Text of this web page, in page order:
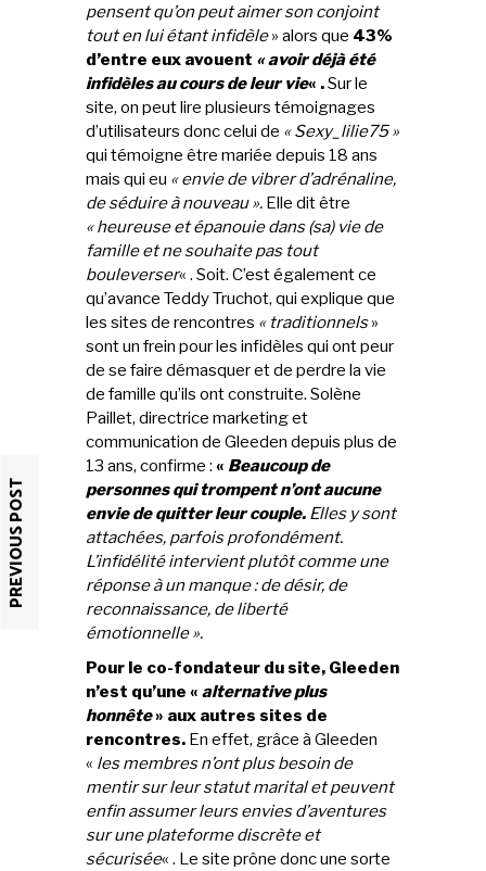
pensent qu’on peut aimer son conjoint
tout en lui étant infidèle» alors que 43%
d’entre eux avouent « avoir déjà été
infidèles au cours de leur vie« .Sur le
site, on peut lire plusieurs témoignages
d’utilisateurs donc celui de « Sexy_lilie75 »
qui témoigne être mariée depuis 18 ans
mais qui eu « envie de vibrer d’adrénaline,
de séduire à nouveau ». Elle dit être
« heureuse et épanouie dans (sa) vie de
famille et ne souhaite pas tout
bouleverser« . Soit. C’est également ce
qu’avance Teddy Truchot, qui explique que
les sites de rencontres « traditionnels»
sont un frein pour les infidèles qui ont peur
de se faire démasquer et de perdre la vie
de famille qu’ils ont construite. Solène
Paillet, directrice marketing et
communication de Gleeden depuis plus de
13 ans, confirme : « Beaucoup de
personnes qui trompent n’ont aucune
envie de quitter leur couple. Elles y sont
attachées, parfois profondément.
L’infidélité intervient plutôt comme une
réponse à un manque : de désir, de
reconnaissance, de liberté
émotionnelle ».
Pour le co-fondateur du site, Gleeden
n’est qu’une « alternative plus
honnête» aux autres sites de
rencontres. En effet, grâce à Gleeden
« les membres n’ont plus besoin de
mentir sur leur statut marital et peuvent
enfin assumer leurs envies d’aventures
sur une plateforme discrète et
sécurisée« . Le site prône donc une sorte
PREVIOUS POST